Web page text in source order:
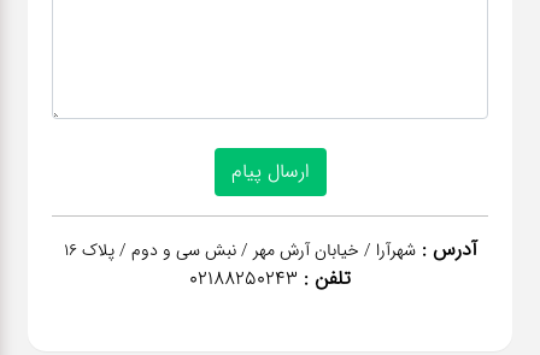
آدرس : شهرآرا / خیابان آرش مهر / نبش سی و دوم / پلاک 16
تلفن : 02188250243